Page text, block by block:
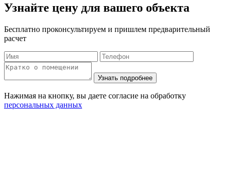
Узнайте цену для вашего объекта
Бесплатно проконсультируем и пришлем предварительный
расчет
Нажимая на кнопку, вы даете согласие на обработку
персональных данных